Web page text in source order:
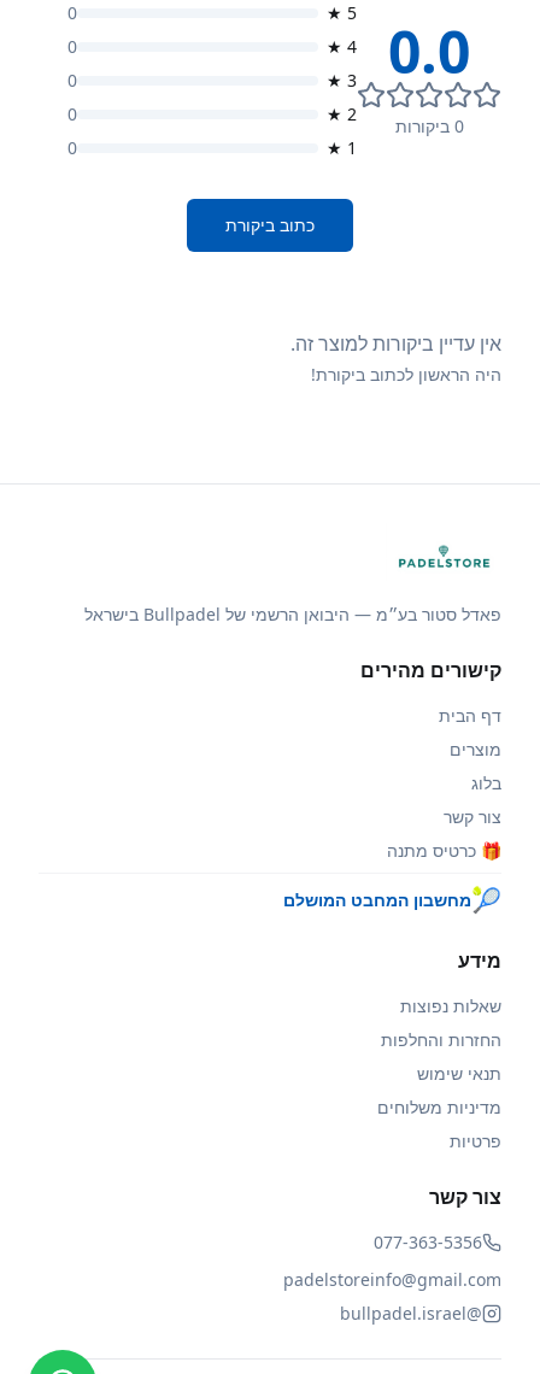
0.0
0 ביקורות
5
★
0
4
★
0
3
★
0
2
★
0
1
★
0
כתוב ביקורת
אין עדיין ביקורות למוצר זה.
היה הראשון לכתוב ביקורת!
פאדל סטור בע״מ — היבואן הרשמי של Bullpadel בישראל
קישורים מהירים
דף הבית
מוצרים
בלוג
צור קשר
🎁 כרטיס מתנה
🎾מחשבון המחבט המושלם
מידע
שאלות נפוצות
החזרות והחלפות
תנאי שימוש
מדיניות משלוחים
פרטיות
צור קשר
077-363-5356
padelstoreinfo@gmail.com
@bullpadel.israel